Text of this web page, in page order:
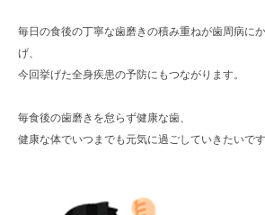
毎日の食後の丁寧な歯磨きの積み重ねが歯周病に
げ、
今回挙げた全身疾患の予防にもつながります。
毎食後の歯磨きを怠らず健康な歯、
健康な体でいつまでも元気に過ごしていきたいで